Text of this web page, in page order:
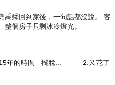
禹舜回到家後，一句話都沒說。 客
個房子只剩冰冷燈光。
15年的時間，擺脫... 2.又花了